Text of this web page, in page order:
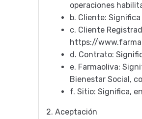
operaciones
b. Cliente:
c. Cliente
https://
d. Contrato:
e. Farmaoliva:
Bienestar Social,
f. Sitio: Significa,
2. Aceptación